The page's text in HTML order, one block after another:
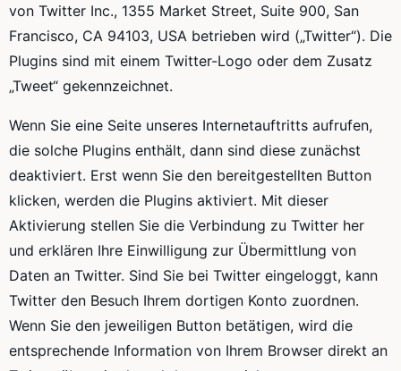
von Twitter Inc., 1355 Market Street, Suite 900, San
Francisco, CA 94103, USA betrieben wird („Twitter“). Die
Plugins sind mit einem Twitter-Logo oder dem Zusatz
„Tweet“ gekennzeichnet.
Wenn Sie eine Seite unseres Internetauftritts aufrufen,
die solche Plugins enthält, dann sind diese zunächst
deaktiviert. Erst wenn Sie den bereitgestellten Button
klicken, werden die Plugins aktiviert. Mit dieser
Aktivierung stellen Sie die Verbindung zu Twitter her
und erklären Ihre Einwilligung zur Übermittlung von
Daten an Twitter. Sind Sie bei Twitter eingeloggt, kann
Twitter den Besuch Ihrem dortigen Konto zuordnen.
Wenn Sie den jeweiligen Button betätigen, wird die
entsprechende Information von Ihrem Browser direkt an